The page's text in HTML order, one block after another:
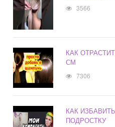
3566
КАК
СМ
7306
КАК
ПОДРОСТКУ